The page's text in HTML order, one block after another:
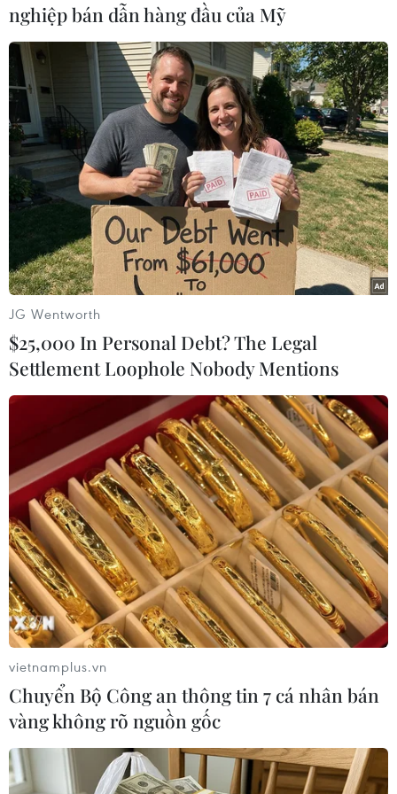
Play
Video
(VNews)
#Ai Cập #Nhà máy điện hạt nhân
#Vladimir Putin
#Cairo
#Fatah al-Sisi #Khủng bố
#Kênh đào Suez
#Nhập khẩu khí đốt
Ai Cập
nghiệp bán dẫn hàng đầu của Mỹ
JG Wentworth
$25,000 In Personal Debt? The Legal
Settlement Loophole Nobody Mentions
vietnamplus.vn
Chuyển Bộ Công an thông tin 7 cá nhân bán
vàng không rõ nguồn gốc